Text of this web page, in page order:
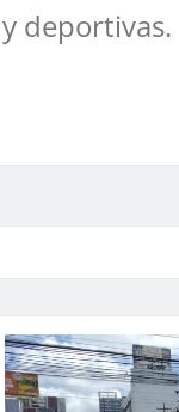
deportivas.